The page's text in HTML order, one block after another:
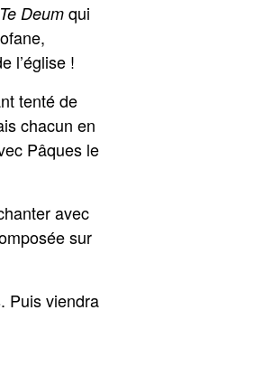
Te Deum qui
l’église !
tenté de
chacun en
Pâques le
avec
sur
Puis viendra